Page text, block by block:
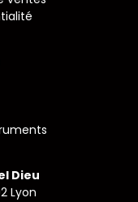
Dieu
Lyon